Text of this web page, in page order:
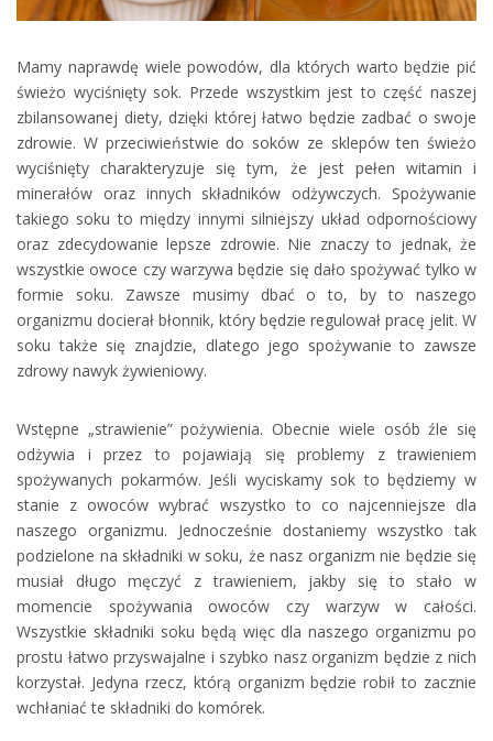
Mamy naprawdę wiele powodów, dla których warto będzie pić
świeżo wyciśnięty sok. Przede wszystkim jest to część naszej
zbilansowanej diety, dzięki której łatwo będzie zadbać o swoje
zdrowie. W przeciwieństwie do soków ze sklepów ten świeżo
wyciśnięty charakteryzuje się tym, że jest pełen witamin i
minerałów oraz innych składników odżywczych. Spożywanie
takiego soku to między innymi silniejszy układ odpornościowy
oraz zdecydowanie lepsze zdrowie. Nie znaczy to jednak, że
wszystkie owoce czy warzywa będzie się dało spożywać tylko w
formie soku. Zawsze musimy dbać o to, by to naszego
organizmu docierał błonnik, który będzie regulował pracę jelit. W
soku także się znajdzie, dlatego jego spożywanie to zawsze
zdrowy nawyk żywieniowy.
Wstępne „strawienie” pożywienia. Obecnie wiele osób źle się
odżywia i przez to pojawiają się problemy z trawieniem
spożywanych pokarmów. Jeśli wyciskamy sok to będziemy w
stanie z owoców wybrać wszystko to co najcenniejsze dla
naszego organizmu. Jednocześnie dostaniemy wszystko tak
podzielone na składniki w soku, że nasz organizm nie będzie się
musiał długo męczyć z trawieniem, jakby się to stało w
momencie spożywania owoców czy warzyw w całości.
Wszystkie składniki soku będą więc dla naszego organizmu po
prostu łatwo przyswajalne i szybko nasz organizm będzie z nich
korzystał. Jedyna rzecz, którą organizm będzie robił to zacznie
wchłaniać te składniki do komórek.